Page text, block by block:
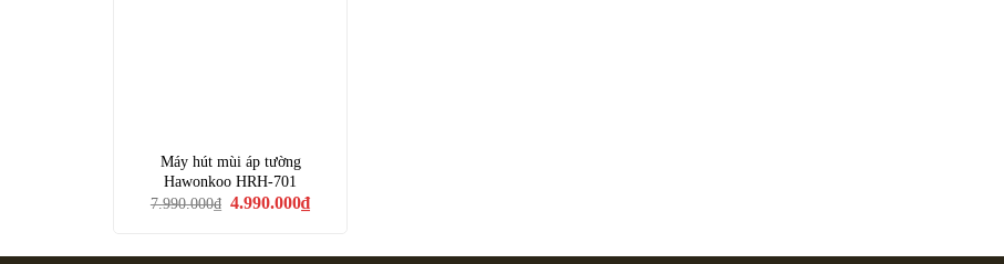
Máy hút mùi áp tường
Hawonkoo HRH-701
7.990.000₫ Giá
4.990.000₫Giá
hiện